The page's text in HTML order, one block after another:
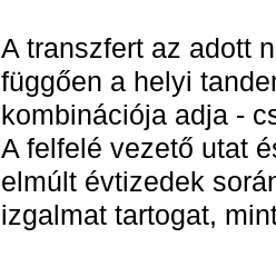
A transzfert az adott
függően a helyi
kombinációja adja -
A felfelé vezető utat
elmúlt évtizedek
izgalmat tartogat,